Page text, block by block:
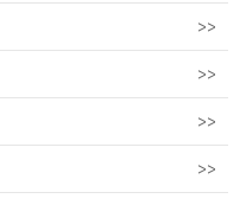
>>
>>
>>
>>